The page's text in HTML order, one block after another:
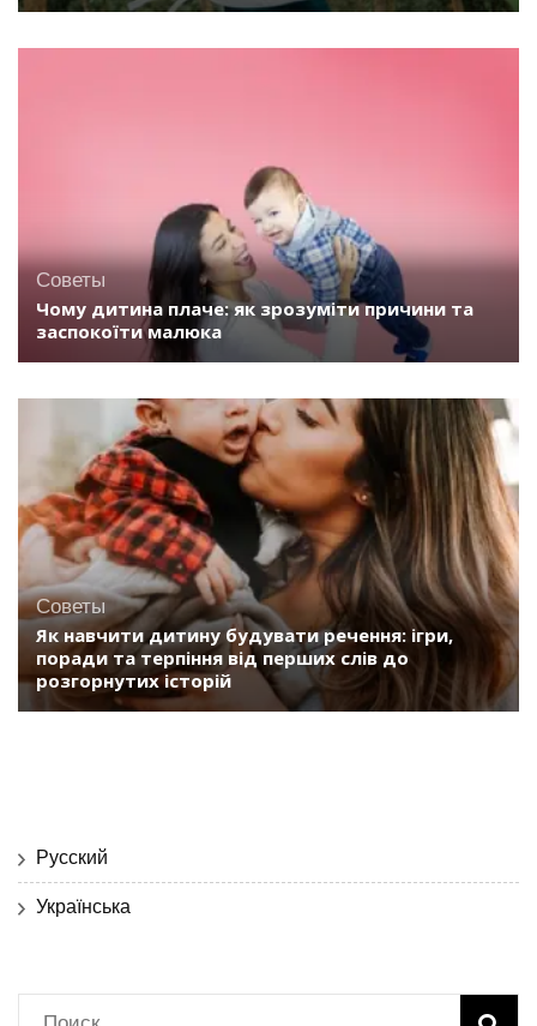
Советы
Чому дитина плаче: як зрозуміти причини та
заспокоїти малюка
Советы
Як навчити дитину будувати речення: ігри,
поради та терпіння від перших слів до
розгорнутих історій
Русский
Українська
Найти: